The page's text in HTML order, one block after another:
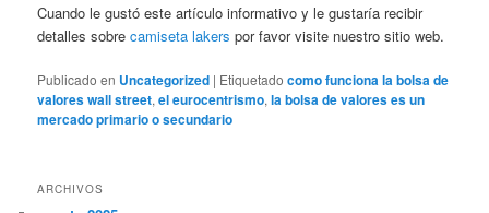
Cuando le gustó este artículo informativo y le gustaría recibir
detalles sobrecamiseta lakers por favor visite nuestro sitio web.
Publicado en Uncategorized | Etiquetado como funciona la bolsa de
valores wall street,el eurocentrismo,la bolsa de valores es un
mercado primario o secundario
ARCHIVOS